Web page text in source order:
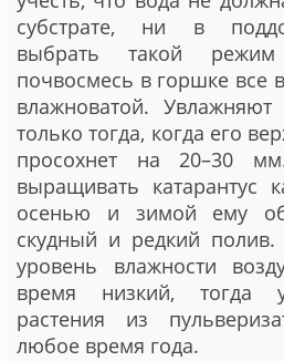
субстрате, ни в
выбрать такой
почвосмесь в горшке все
влажноватой.
только тогда, когда его
просохнет на 20–30
выращивать катарантус
осенью и зимой ему
скудный и редкий
уровень влажности
время низкий, тогда
растения из
любое время года.